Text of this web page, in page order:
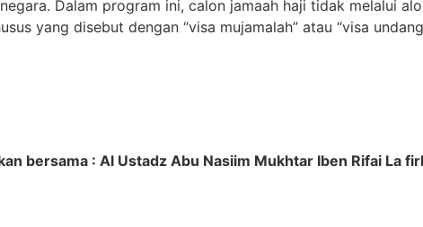
Dalam program ini, calon jamaah haji tidak melalui
yang disebut dengan “visa mujamalah” atau “visa
bersama : Al Ustadz Abu Nasiim Mukhtar Iben Rifai La